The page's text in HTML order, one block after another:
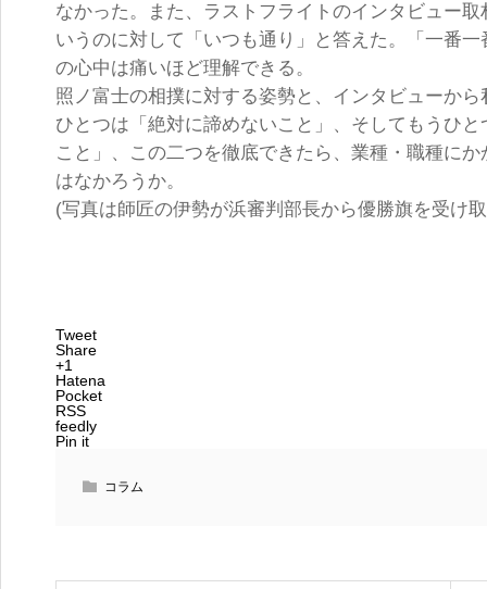
なかった。また、ラストフライトのインタビュー
いうのに対して「いつも通り」と答えた。「一番
の心中は痛いほど理解できる。
照ノ富士の相撲に対する姿勢と、インタビューか
ひとつは「絶対に諦めないこと」、そしてもうひ
こと」、この二つを徹底できたら、業種・職種に
はなかろうか。
(写真は師匠の伊勢が浜審判部長から優勝旗を受け
Tweet
Share
+1
Hatena
Pocket
RSS
feedly
Pin it
コラム